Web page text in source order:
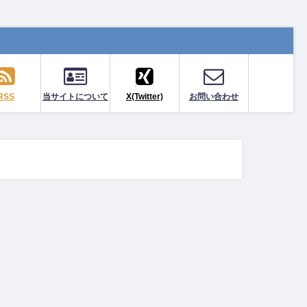
当サイトについて X(Twitter) お問い合わせ